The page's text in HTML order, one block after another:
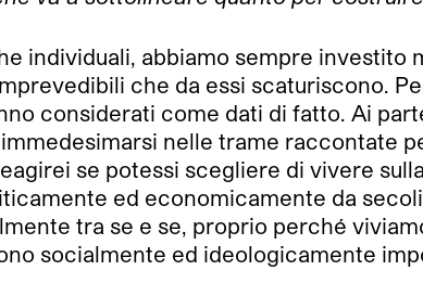
individuali, abbiamo sempre
che da essi scaturiscono.
considerati come dati di fatto. Ai
nelle trame raccontate
se potessi scegliere di vivere
ed economicamente da
tra se e se, proprio perché
socialmente ed ideologicamente